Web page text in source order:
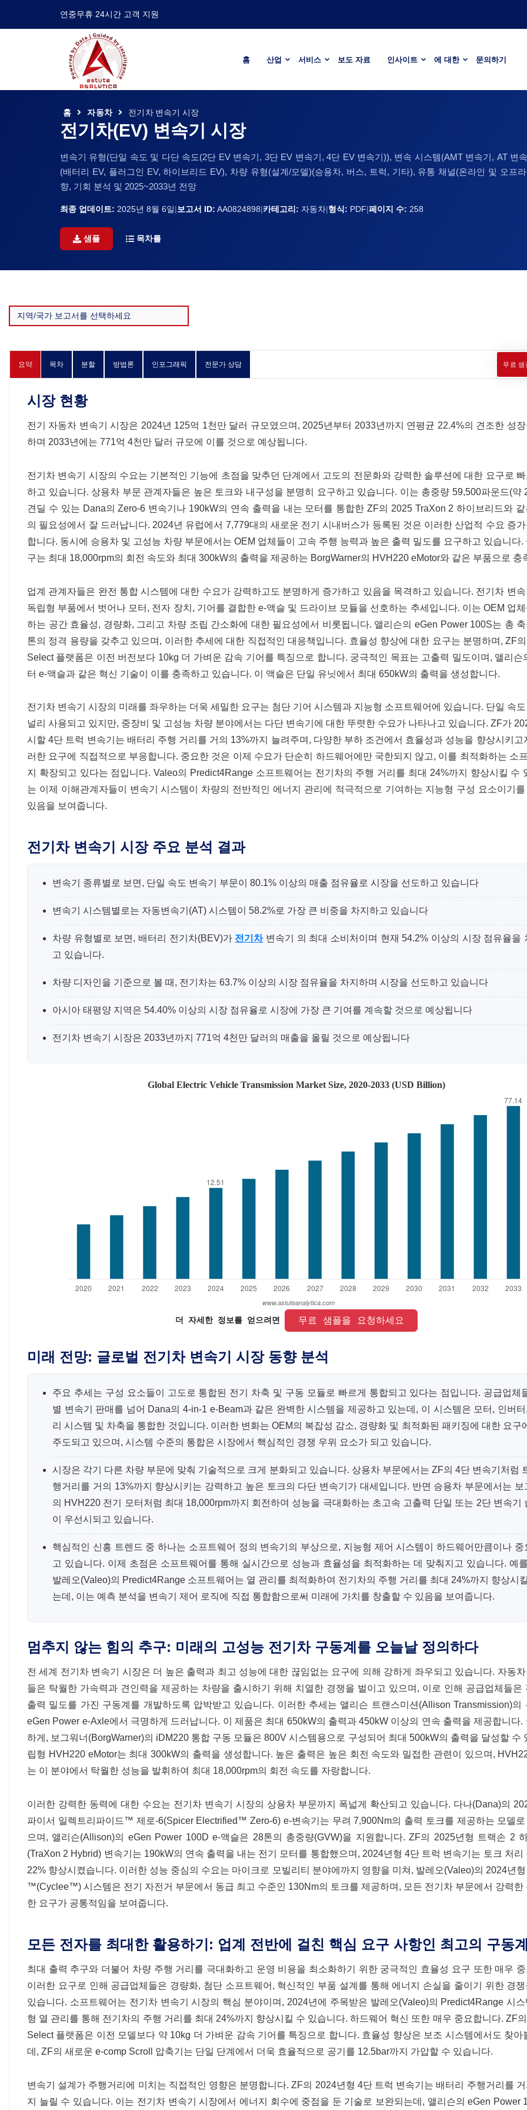
연중무휴 24시간 고객 지원
홈 산업 서비스 보도 자료 인사이트 에 대한 문의하기
홈 자동차 전기차 변속기 시장
전기차(EV) 변속기 시장
변속기 유형(단일 속도 및 다단 속도(2단 EV 변속기, 3단 EV 변속기, 4단 EV 변속기)), 변속 시스템(AMT 변속기, AT 변
(배터리 EV, 플러그인 EV, 하이브리드 EV), 차량 유형(설계/모델)(승용차, 버스, 트럭, 기타), 유통 채널(온라인 및 오프
향, 기회 분석 및 2025~2033년 전망
최종 업데이트: 2025년 8월 6일|보고서 ID: AA0824898|카테고리: 자동차|형식: PDF|페이지 수: 258
샘플 목차를
요약 목차 분할 방법론 인포그래픽 전문가 상담 무료 샘
시장 현황
전기 자동차 변속기 시장은 2024년 125억 1천만 달러 규모였으며, 2025년부터 2033년까지 연평균 22.4%의 견조한 성
하며 2033년에는 771억 4천만 달러 규모에 이를 것으로 예상됩니다.
전기차 변속기 시장의 수요는 기본적인 기능에 초점을 맞추던 단계에서 고도의 전문화와 강력한 솔루션에 대한 요구로
하고 있습니다. 상용차 부문 관계자들은 높은 토크와 내구성을 분명히 요구하고 있습니다. 이는 총중량 59,500파운드(약
견딜 수 있는 Dana의 Zero-6 변속기나 190kW의 연속 출력을 내는 모터를 통합한 ZF의 2025 TraXon 2 하이브리드와
의 필요성에서 잘 드러납니다. 2024년 유럽에서 7,779대의 새로운 전기 시내버스가 등록된 것은 이러한 산업적 수요 증
합니다. 동시에 승용차 및 고성능 차량 부문에서는 OEM 업체들이 고속 주행 능력과 높은 출력 밀도를 요구하고 있습니다.
구는 최대 18,000rpm의 회전 속도와 최대 300kW의 출력을 제공하는 BorgWarner의 HVH220 eMotor와 같은 부품으로 충
업계 관계자들은 완전 통합 시스템에 대한 수요가 강력하고도 분명하게 증가하고 있음을 목격하고 있습니다. 전기차 변
독립형 부품에서 벗어나 모터, 전자 장치, 기어를 결합한 e-액슬 및 드라이브 모듈을 선호하는 추세입니다. 이는 OEM 업
하는 공간 효율성, 경량화, 그리고 차량 조립 간소화에 대한 필요성에서 비롯됩니다. 앨리슨의 eGen Power 100S는 총
톤의 정격 용량을 갖추고 있으며, 이러한 추세에 대한 직접적인 대응책입니다. 효율성 향상에 대한 요구는 분명하며, ZF
Select 플랫폼은 이전 버전보다 10kg 더 가벼운 감속 기어를 특징으로 합니다. 궁극적인 목표는 고출력 밀도이며, 앨리슨
터 e-액슬과 같은 혁신 기술이 이를 충족하고 있습니다. 이 액슬은 단일 유닛에서 최대 650kW의 출력을 생성합니다.
전기차 변속기 시장의 미래를 좌우하는 더욱 세밀한 요구는 첨단 기어 시스템과 지능형 소프트웨어에 있습니다. 단일 속
널리 사용되고 있지만, 중장비 및 고성능 차량 분야에서는 다단 변속기에 대한 뚜렷한 수요가 나타나고 있습니다. ZF가
시할 4단 트럭 변속기는 배터리 주행 거리를 거의 13%까지 늘려주며, 다양한 부하 조건에서 효율성과 성능을 향상시키고
러한 요구에 직접적으로 부응합니다. 중요한 것은 이제 수요가 단순히 하드웨어에만 국한되지 않고, 이를 최적화하는 소
지 확장되고 있다는 점입니다. Valeo의 Predict4Range 소프트웨어는 전기차의 주행 거리를 최대 24%까지 향상시킬 수
는 이제 이해관계자들이 변속기 시스템이 차량의 전반적인 에너지 관리에 적극적으로 기여하는 지능형 구성 요소이기
있음을 보여줍니다.
전기차 변속기 시장 주요 분석 결과
변속기 종류별로 보면, 단일 속도 변속기 부문이 80.1% 이상의 매출 점유율로 시장을 선도하고 있습니다
변속기 시스템별로는 자동변속기(AT) 시스템이 58.2%로 가장 큰 비중을 차지하고 있습니다
차량 유형별로 보면, 배터리 전기차(BEV)가 전기차변속기 의 최대 소비처이며 현재 54.2% 이상의 시장 점유율을
고 있습니다.
차량 디자인을 기준으로 볼 때, 전기차는 63.7% 이상의 시장 점유율을 차지하며 시장을 선도하고 있습니다
아시아 태평양 지역은 54.40% 이상의 시장 점유율로 시장에 가장 큰 기여를 계속할 것으로 예상됩니다
전기차 변속기 시장은 2033년까지 771억 4천만 달러의 매출을 올릴 것으로 예상됩니다
더 자세한 정보를 얻으려면 무료 샘플을 요청하세요
미래 전망: 글로벌 전기차 변속기 시장 동향 분석
주요 추세는 구성 요소들이 고도로 통합된 전기 차축 및 구동 모듈로 빠르게 통합되고 있다는 점입니다. 공급업체
별 변속기 판매를 넘어 Dana의 4-in-1 e-Beam과 같은 완벽한 시스템을 제공하고 있는데, 이 시스템은 모터, 인버
리 시스템 및 차축을 통합한 것입니다. 이러한 변화는 OEM의 복잡성 감소, 경량화 및 최적화된 패키징에 대한 요구
주도되고 있으며, 시스템 수준의 통합은 시장에서 핵심적인 경쟁 우위 요소가 되고 있습니다.
시장은 각기 다른 차량 부문에 맞춰 기술적으로 크게 분화되고 있습니다. 상용차 부문에서는 ZF의 4단 변속기처럼
행거리를 ​​거의 13%까지 향상시키는 강력하고 높은 토크의 다단 변속기가 대세입니다. 반면 승용차 부문에서는 보
의 HVH220 전기 모터처럼 최대 18,000rpm까지 회전하여 성능을 극대화하는 초고속 고출력 단일 또는 2단 변속기
이 우선시되고 있습니다.
핵심적인 신흥 트렌드 중 하나는 소프트웨어 정의 변속기의 부상으로, 지능형 제어 시스템이 하드웨어만큼이나 중
고 있습니다. 이제 초점은 소프트웨어를 통해 실시간으로 성능과 효율성을 최적화하는 데 맞춰지고 있습니다. 예
발레오(Valeo)의 Predict4Range 소프트웨어는 열 관리를 최적화하여 전기차의 주행 거리를 최대 24%까지 향상시
는데, 이는 예측 분석을 변속기 제어 로직에 직접 통합함으로써 미래에 가치를 창출할 수 있음을 보여줍니다.
멈추지 않는 힘의 추구: 미래의 고성능 전기차 구동계를 오늘날 정의하다
전 세계 전기차 변속기 시장은 더 높은 출력과 최고 성능에 대한 끊임없는 요구에 의해 강하게 좌우되고 있습니다. 자동
들은 탁월한 가속력과 견인력을 제공하는 차량을 출시하기 위해 치열한 경쟁을 벌이고 있으며, 이로 인해 공급업체들은
출력 밀도를 가진 구동계를 개발하도록 압박받고 있습니다. 이러한 추세는 앨리슨 트랜스미션(Allison Transmission)의
eGen Power e-Axle에서 극명하게 드러납니다. 이 제품은 최대 650kW의 출력과 450kW 이상의 연속 출력을 제공합니다.
하게, 보그워너(BorgWarner)의 iDM220 통합 구동 모듈은 800V 시스템용으로 구성되어 최대 500kW의 출력을 달성할 수
립형 HVH220 eMotor는 최대 300kW의 출력을 생성합니다. 높은 출력은 높은 회전 속도와 밀접한 관련이 있으며,
는 이 분야에서 탁월한 성능을 발휘하여 최대 18,000rpm의 회전 속도를 자랑합니다.
이러한 강력한 동력에 대한 수요는 전기차 변속기 시장의 상용차 부문까지 폭넓게 확산되고 있습니다. 다나(Dana)의
파이서 일렉트리파이드™ 제로-6(Spicer Electrified™ Zero-6) e-변속기는 무려 7,900Nm의 출력 토크를 제공하는 모델
으며, 앨리슨(Allison)의 eGen Power 100D e-액슬은 28톤의 총중량(GVW)을 지원합니다. ZF의 2025년형 트랙손 2
(TraXon 2 Hybrid) 변속기는 190kW의 연속 출력을 내는 전기 모터를 통합했으며, 2024년형 4단 트럭 변속기는 토크 처리
22% 향상시켰습니다. 이러한 성능 중심의 수요는 마이크로 모빌리티 분야에까지 영향을 미쳐, 발레오(Valeo)의 2024년
™(Cyclee™) 시스템은 전기 자전거 부문에서 동급 최고 수준인 130Nm의 토크를 제공하며, 모든 전기차 부문에서 강력한
한 요구가 공통적임을 보여줍니다.
모든 전자를 최대한 활용하기: 업계 전반에 걸친 핵심 요구 사항인 최고의 구동
최대 출력 추구와 더불어 차량 주행 거리를 극대화하고 운영 비용을 최소화하기 위한 궁극적인 효율성 요구 또한 매우
이러한 요구로 인해 공급업체들은 경량화, 첨단 소프트웨어, 혁신적인 부품 설계를 통해 에너지 손실을 줄이기 위한 경
있습니다. 소프트웨어는 전기차 변속기 시장의 핵심 분야이며, 2024년에 주목받은 발레오(Valeo)의 Predict4Range 시
형 열 관리를 통해 전기차의 주행 거리를 최대 24%까지 향상시킬 수 있습니다. 하드웨어 혁신 또한 매우 중요합니다. ZF
Select 플랫폼은 이전 모델보다 약 10kg 더 가벼운 감속 기어를 특징으로 합니다. 효율성 향상은 보조 시스템에서도 찾아
데, ZF의 새로운 e-comp Scroll 압축기는 단일 단계에서 더욱 효율적으로 공기를 12.5bar까지 가압할 수 있습니다.
변속기 설계가 주행거리에 미치는 직접적인 영향은 분명합니다. ZF의 2024년형 4단 트럭 변속기는 배터리 주행거리를
지 늘릴 수 있습니다. 이는 전기차 변속기 시장에서 에너지 회수에 중점을 둔 기술로 보완되는데, 앨리슨의 eGen Power